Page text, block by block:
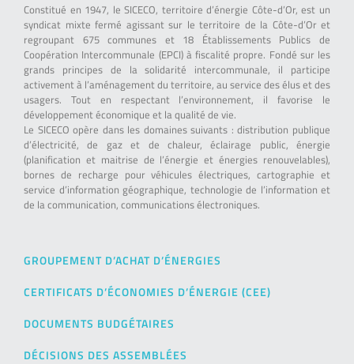
Constitué en 1947, le SICECO, territoire d’énergie Côte-d’Or, est un
syndicat mixte fermé agissant sur le territoire de la Côte-d’Or et
regroupant 675 communes et 18 Établissements Publics de
Coopération Intercommunale (EPCI) à fiscalité propre. Fondé sur les
grands principes de la solidarité intercommunale, il participe
activement à l’aménagement du territoire, au service des élus et des
usagers. Tout en respectant l’environnement, il favorise le
développement économique et la qualité de vie.
Le SICECO opère dans les domaines suivants : distribution publique
d’électricité, de gaz et de chaleur, éclairage public, énergie
(planification et maitrise de l’énergie et énergies renouvelables),
bornes de recharge pour véhicules électriques, cartographie et
service d’information géographique, technologie de l’information et
de la communication, communications électroniques.
GROUPEMENT D’ACHAT D’ÉNERGIES
CERTIFICATS D’ÉCONOMIES D’ÉNERGIE (CEE)
DOCUMENTS BUDGÉTAIRES
DÉCISIONS DES ASSEMBLÉES